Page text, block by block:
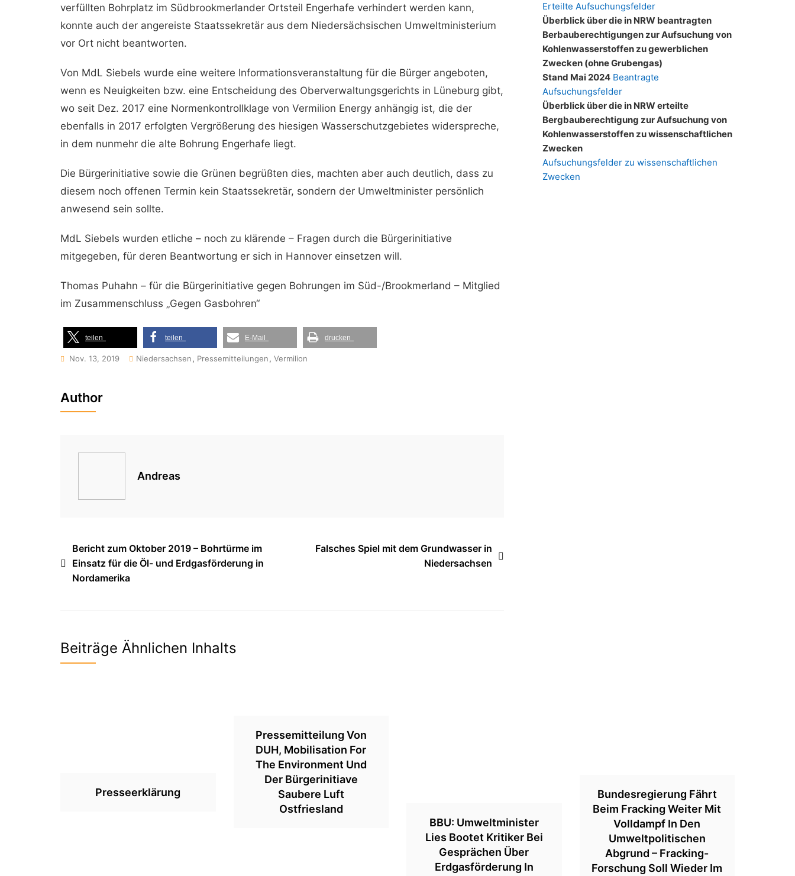
verfüllten Bohrplatz im Südbrookmerlander Ortsteil Engerhafe verhindert werden kann,
konnte auch der angereiste Staatssekretär aus dem Niedersächsischen Umweltministerium
vor Ort nicht beantworten.
Von MdL Siebels wurde eine weitere Informationsveranstaltung für die Bürger angeboten,
wenn es Neuigkeiten bzw. eine Entscheidung des Oberverwaltungsgerichts in Lüneburg gibt,
wo seit Dez. 2017 eine Normenkontrollklage von Vermilion Energy anhängig ist, die der
ebenfalls in 2017 erfolgten Vergrößerung des hiesigen Wasserschutzgebietes widerspreche,
in dem nunmehr die alte Bohrung Engerhafe liegt.
Die Bürgerinitiative sowie die Grünen begrüßten dies, machten aber auch deutlich, dass zu
diesem noch offenen Termin kein Staatssekretär, sondern der Umweltminister persönlich
anwesend sein sollte.
MdL Siebels wurden etliche – noch zu klärende – Fragen durch die Bürgerinitiative
mitgegeben, für deren Beantwortung er sich in Hannover einsetzen will.
Thomas Puhahn – für die Bürgerinitiative gegen Bohrungen im Süd-/Brookmerland – Mitglied
im Zusammenschluss „Gegen Gasbohren“
teilen teilen E-Mail drucken
Nov. 13, 2019 Niedersachsen, Pressemitteilungen, Vermilion
Author
Andreas
Beitragsnavigation
Bericht zum Oktober 2019 – Bohrtürme im
Einsatz für die Öl- und Erdgasförderung in
Nordamerika
Falsches Spiel mit dem Grundwasser in
Niedersachsen
Erteilte Aufsuchungsfelder
Überblick über die in NRW beantragten
Berbauberechtigungen zur Aufsuchung von
Kohlenwasserstoffen zu gewerblichen
Zwecken (ohne Grubengas)
Stand Mai 2024 Beantragte
Aufsuchungsfelder
Überblick über die in NRW erteilte
Bergbauberechtigung zur Aufsuchung von
Kohlenwasserstoffen zu wissenschaftlichen
Zwecken
Aufsuchungsfelder zu wissenschaftlichen
Zwecken
Beiträge Ähnlichen Inhalts
Presseerklärung
Pressemitteilung Von
DUH, Mobilisation For
The Environment Und
Der Bürgerinitiave
Saubere Luft
Ostfriesland
BBU: Umweltminister
Lies Bootet Kritiker Bei
Gesprächen Über
Erdgasförderung In
Bundesregierung Fährt
Beim Fracking Weiter Mit
Volldampf In Den
Umweltpolitischen
Abgrund – Fracking-
Forschung Soll Wieder Im